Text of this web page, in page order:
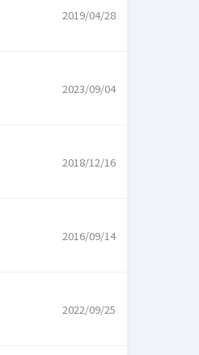
2019/04/28
2023/09/04
2018/12/16
2016/09/14
2022/09/25